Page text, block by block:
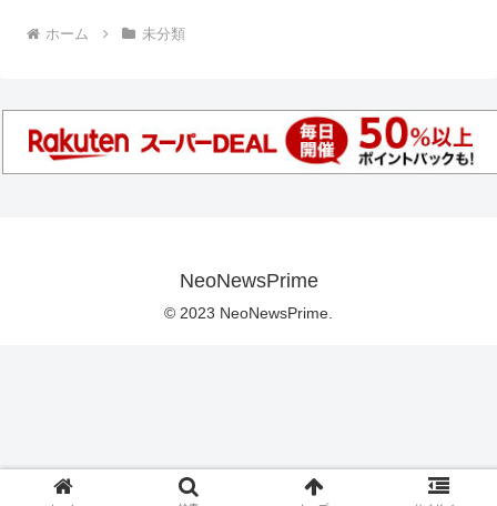
ホーム 未分類
NeoNewsPrime
© 2023 NeoNewsPrime.